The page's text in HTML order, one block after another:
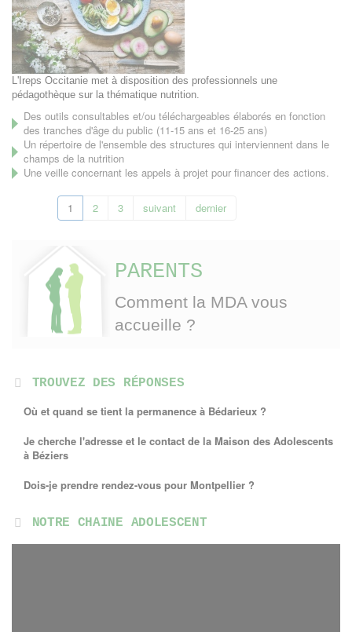
L'Ireps Occitanie met à disposition des professionnels une
pédagothèque sur la thématique nutrition.
Des outils consultables et/ou téléchargeables élaborés en fonction
des tranches d'âge du public (11-15 ans et 16-25 ans)
Un répertoire de l'ensemble des structures qui interviennent dans le
champs de la nutrition
Une veille concernant les appels à projet pour financer des actions.
1 2 3 suivant dernier
PARENTS
Comment la MDA vous
accueille ?
TROUVEZ DES RÉPONSES
Où et quand se tient la permanence à Bédarieux ?
Je cherche l'adresse et le contact de la Maison des Adolescents
à Béziers
Dois-je prendre rendez-vous pour Montpellier ?
NOTRE CHAINE ADOLESCENT